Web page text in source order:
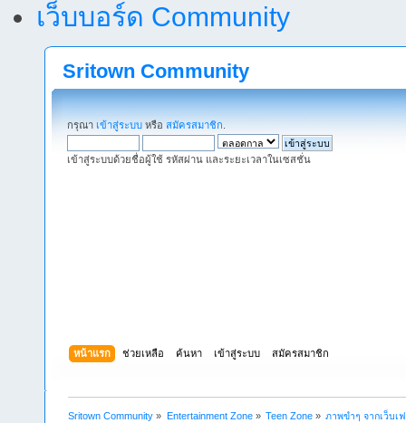
เว็บบอร์ด Community
Sritown Community
กรุณา เข้าสู่ระบบ หรือ สมัครสมาชิก
เข้าสู่ระบบด้วยชื่อผู้ใช้ รหัสผ่าน และระยะเวลาในเซสชั่น
หน้าแรก ช่วยเหลือ ค้นหา เข้าสู่ระบบ สมัครสมาชิก
Sritown Community » Entertainment Zone» Teen Zone» ภาพขำๆ จากเว็บเ